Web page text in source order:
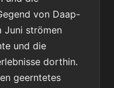
von Daap-
Juni strömen
und die
dorthin.
geerntetes